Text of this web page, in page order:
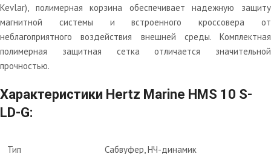
Kevlar), полимерная корзина обеспечивает надежную защиту
магнитной системы и встроенного кроссовера от
неблагоприятного воздействия внешней среды. Комплектная
полимерная защитная сетка отличается значительной
прочностью.
Характеристики Hertz Marine HMS 10 S-
LD-G:
Тип Сабвуфер, НЧ-динамик